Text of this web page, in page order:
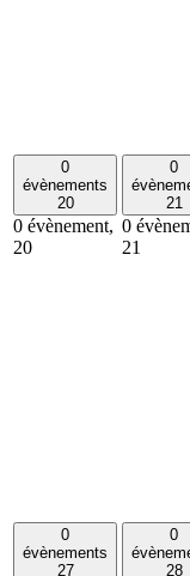
0
évènements
20
0 évènement,
20
0
21
0
21
0
évènements
27
0
28